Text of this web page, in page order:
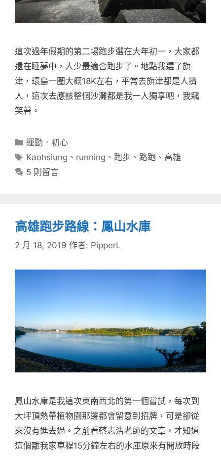
這次過年假期的第二場跑步選在大年初一，大家都
還在睡夢中，人少最適合跑步了。地點我選了旗
津，環島一圈大概18K左右，平常去旗津都是人擠
人，這次去應該整個沙灘都是我一人獨享吧，我竊
笑著。
分
類
運動．初心
標
籤
Kaohsiung 、 running 、 跑步 、 路跑 、 高雄
5 則留言
高雄跑步路線：鳳山水庫
2 月 18, 2019 作者: PipperL
鳳山水庫是我這次東南西北的第一個嘗試，每次到
大坪頂熱帶植物園那邊都會留意到招牌，可是卻從
來沒有進去過。之前看蔡志浩老師的文章，才知道
這個離我家車程15分鐘左右的水庫原來有開放時段